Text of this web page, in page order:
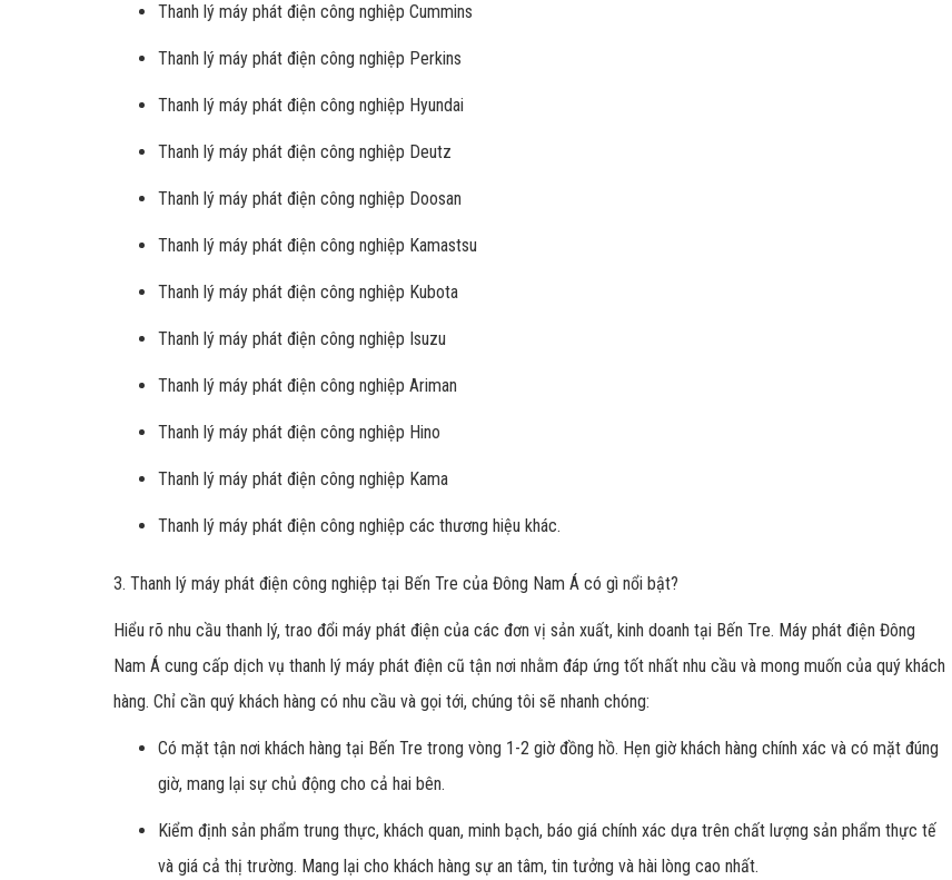
Thanh lý máy phát điện công nghiệp Cummins
Thanh lý máy phát điện công nghiệp Perkins
Thanh lý máy phát điện công nghiệp Hyundai
Thanh lý máy phát điện công nghiệp Deutz
Thanh lý máy phát điện công nghiệp Doosan
Thanh lý máy phát điện công nghiệp Kamastsu
Thanh lý máy phát điện công nghiệp Kubota
Thanh lý máy phát điện công nghiệp Isuzu
Thanh lý máy phát điện công nghiệp Ariman
Thanh lý máy phát điện công nghiệp Hino
Thanh lý máy phát điện công nghiệp Kama
Thanh lý máy phát điện công nghiệp các thương hiệu khác.
3. Thanh lý máy phát điện công nghiệp tại Bến Tre của Đông Nam Á có gì nổi bật?
Hiểu rõ nhu cầu thanh lý, trao đổi máy phát điện của các đơn vị sản xuất, kinh doanh tại Bến Tre. Máy phát điện Đông
Nam Á cung cấp dịch vụ thanh lý máy phát điện cũ tận nơi nhằm đáp ứng tốt nhất nhu cầu và mong muốn của quý khách
hàng. Chỉ cần quý khách hàng có nhu cầu và gọi tới, chúng tôi sẽ nhanh chóng:
Có mặt tận nơi khách hàng tại Bến Tre trong vòng 1-2 giờ đồng hồ. Hẹn giờ khách hàng chính xác và có mặt đúng
giờ, mang lại sự chủ động cho cả hai bên.
Kiểm định sản phẩm trung thực, khách quan, minh bạch, báo giá chính xác dựa trên chất lượng sản phẩm thực tế
và giá cả thị trường. Mang lại cho khách hàng sự an tâm, tin tưởng và hài lòng cao nhất.